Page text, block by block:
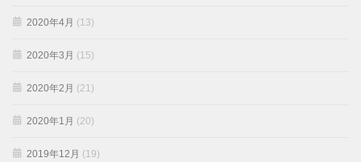
2020年4月 (13)
2020年3月 (15)
2020年2月 (21)
2020年1月 (20)
2019年12月 (19)